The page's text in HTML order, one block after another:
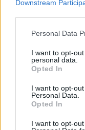
Downstream
Personal Data
I want to opt-
personal data.
Opted In
I want to opt-
Personal Data.
Opted In
I want to opt-